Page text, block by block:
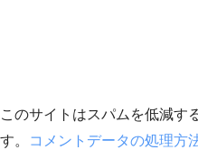
このサイトはスパムを低減す
す。
コメントデータの処理方